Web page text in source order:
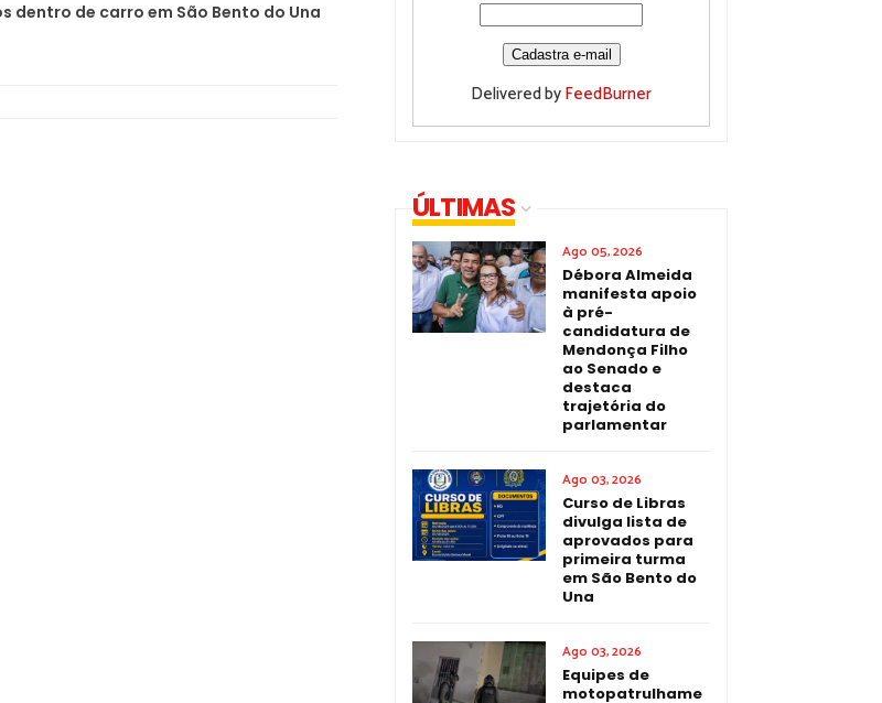
dentro de carro em São Bento do Una
Delivered byFeedBurner
ÚLTIMAS
Ago 05, 2026
Débora Almeida
manifesta apoio
à pré-
candidatura de
Mendonça Filho
ao Senado e
destaca
trajetória do
parlamentar
Ago 03, 2026
Curso de Libras
divulga lista de
aprovados para
primeira turma
em São Bento do
Una
Ago 03, 2026
Equipes de
motopatrulhame